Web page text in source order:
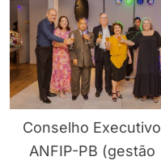
Conselho Executivo
ANFIP-PB (gestão